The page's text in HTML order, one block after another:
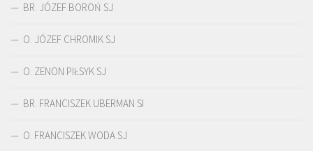
BR. JÓZEF BOROŃ SJ
O. JÓZEF CHROMIK SJ
O. ZENON PIŁSYK SJ
BR. FRANCISZEK UBERMAN SI
O. FRANCISZEK WODA SJ